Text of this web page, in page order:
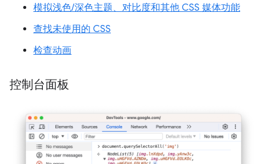
模拟浅色/深色主题、对比度和其他 CSS 媒体功能
查找未使用的 CSS
检查动画
控制台面板